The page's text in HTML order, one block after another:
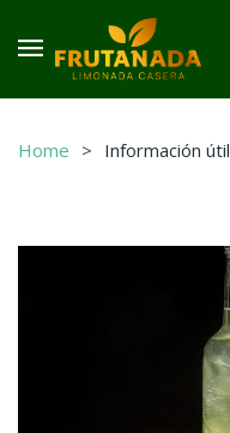
Home
Información útil